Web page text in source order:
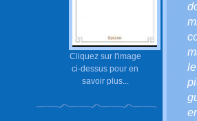
Cliquez sur l'image
ci-dessus pour en
savoir plus...